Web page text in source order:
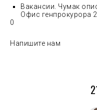
Вакансии. Чумак
Офис генпрокурора
0
Напишите нам